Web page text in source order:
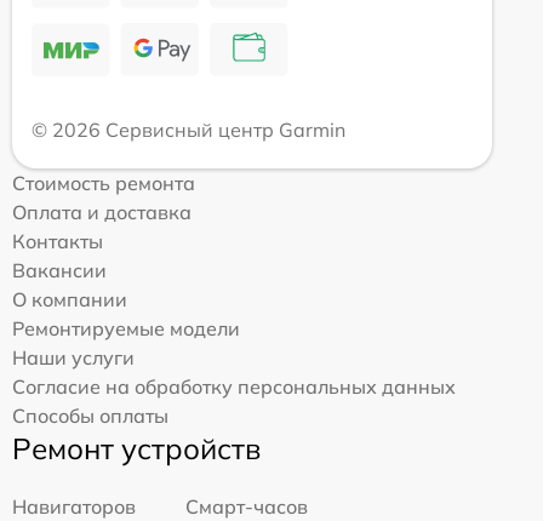
© 2026 Сервисный центр Garmin
Стоимость ремонта
Оплата и доставка
Контакты
Вакансии
О компании
Ремонтируемые модели
Наши услуги
Согласие на обработку персональных данных
Способы оплаты
Ремонт устройств
Навигаторов
Смарт-часов